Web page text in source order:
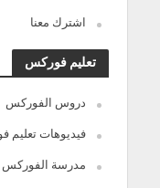
اشترك معنا
تعليم فوركس
دروس الفوركس
فيديوهات تعليم
مدرسة الفوركس